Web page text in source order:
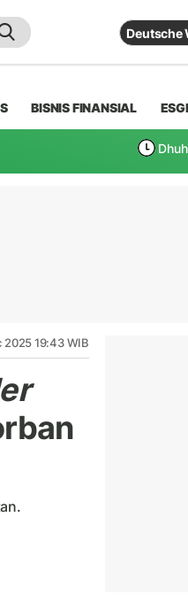
Deutsche
BISNIS FINANSIAL
2025 19:43 WIB